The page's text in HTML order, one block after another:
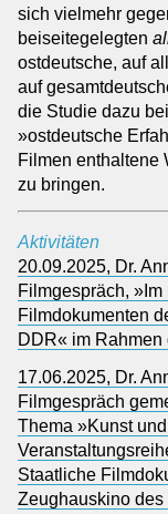
sich vielmehr
beiseitegelegten
ostdeutsche, auf
auf
die Studie dazu
»ostdeutsche
Filmen enthaltene
zu bringen.
Aktivitäten
20.09.2025, Dr.
Filmgespräch,
Filmdokumenten
DDR« im
17.06.2025, Dr.
Filmgespräch
Thema »Kunst
Staatliche
Zeughauskino